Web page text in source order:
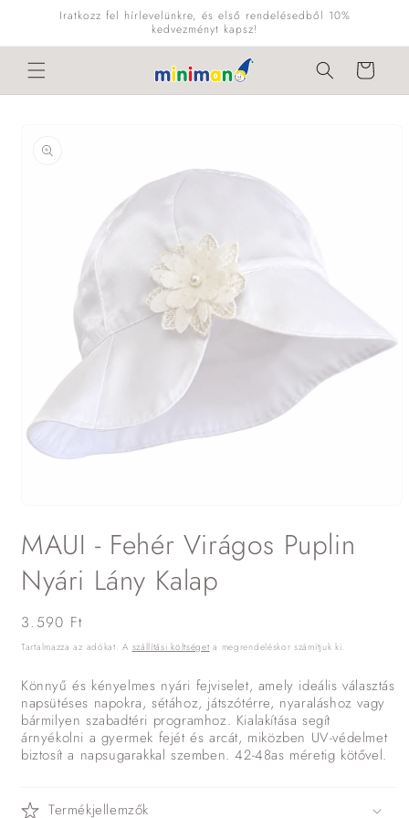
Ugrás aIratkozz fel hírlevelünkre, és első rendelésedből 10%
kedvezményt kapsz!
Kosár
ugrás a
termékadatokra
megnyitása
a
párbeszédpanelen
MAUI - Fehér Virágos Puplin
Nyári Lány Kalap
Normál
ár
3.590 Ft
Tartalmazza az adókat. A szállítási költséget a megrendeléskor számítjuk ki.
Könnyű és kényelmes nyári fejviselet, amely ideális választás
napsütéses napokra, sétához, játszótérre, nyaraláshoz vagy
bármilyen szabadtéri programhoz. Kialakítása segít
árnyékolni a gyermek fejét és arcát, miközben UV-védelmet
biztosít a napsugarakkal szemben. 42-48as méretig kötővel.
Termékjellemzők